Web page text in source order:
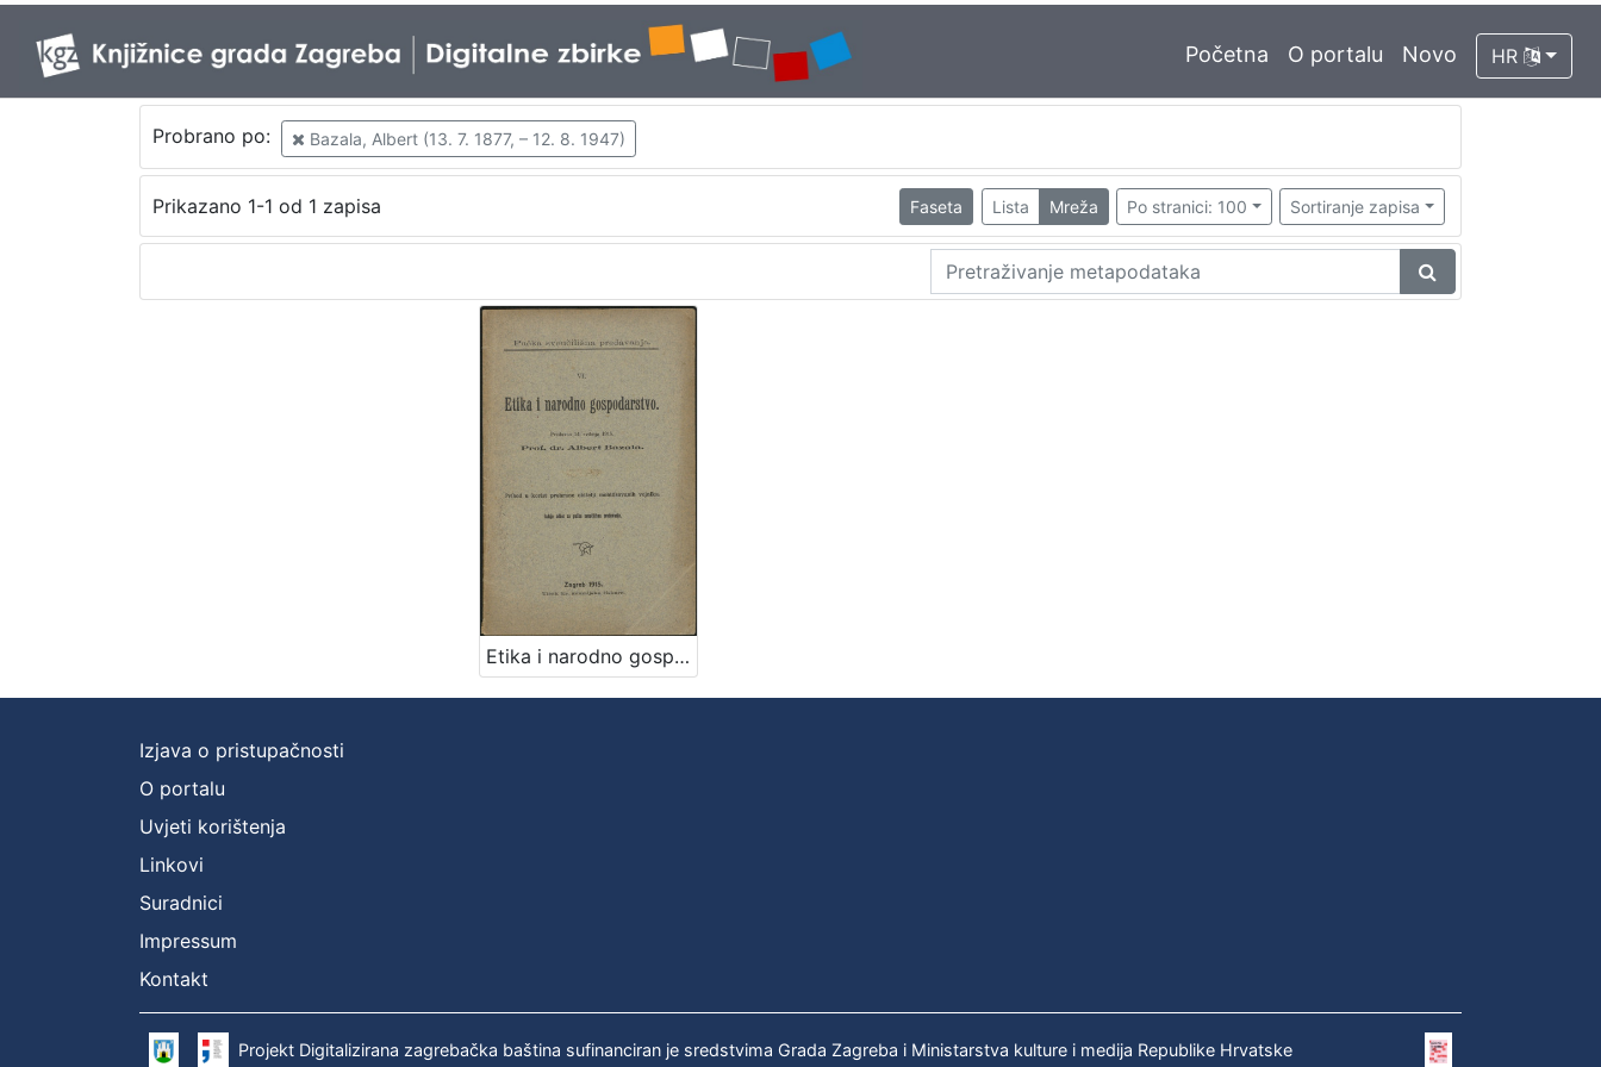
Početna O portalu Novo HR
Probrano po: Bazala, Albert (13. 7. 1877, – 12. 8. 1947)
Prikazano 1-1 od 1 zapisa Faseta Lista Mreža Po stranici: 100 Sortiranje zapisa
Etika i narodno gospodarstvo / predavao 14. svibnja 1915. Albert Bazala
Izjava o pristupačnosti
O portalu
Uvjeti korištenja
Linkovi
Suradnici
Impressum
Kontakt
Projekt Digitalizirana zagrebačka baština sufinanciran je sredstvima Grada Zagreba i Ministarstva kulture i medija Republike Hrvatske